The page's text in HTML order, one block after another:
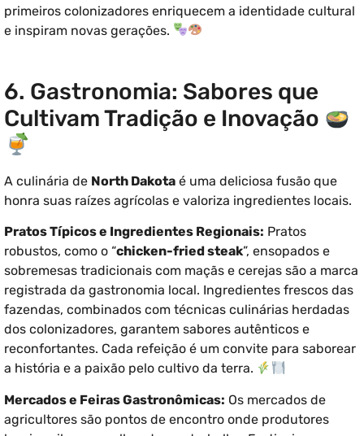
primeiros colonizadores enriquecem a identidade cultural
e inspiram novas gerações.
6. Gastronomia: Sabores que
Cultivam Tradição e Inovação
A culinária de North Dakota é uma deliciosa fusão que
honra suas raízes agrícolas e valoriza ingredientes locais.
Pratos Típicos e Ingredientes Regionais: Pratos
robustos, como o “chicken-fried steak”, ensopados e
sobremesas tradicionais com maçãs e cerejas são a marca
registrada da gastronomia local. Ingredientes frescos das
fazendas, combinados com técnicas culinárias herdadas
dos colonizadores, garantem sabores autênticos e
reconfortantes. Cada refeição é um convite para saborear
a história e a paixão pelo cultivo da terra.
Mercados e Feiras Gastronômicas: Os mercados de
agricultores são pontos de encontro onde produtores